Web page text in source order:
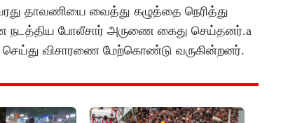
தாவணியை வைத்து கழுத்தை நெரித்து
நடத்திய போலீசார் அருணை கைது செய்தனர்.a
விசாரணை மேற்கொண்டு வருகின்றனர்.